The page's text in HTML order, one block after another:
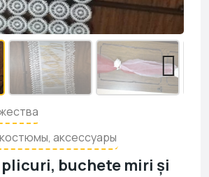
аксессуары
buchete miri și